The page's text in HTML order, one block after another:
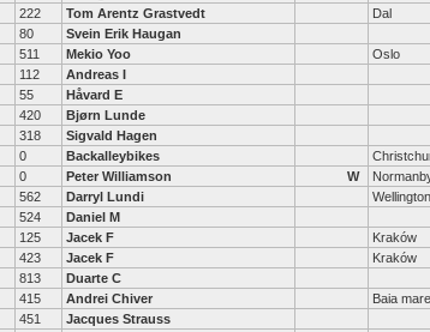
222 Tom Arentz Grastvedt Dal
80 Svein Erik Haugan
511 Mekio Yoo Oslo
112 Andreas I
55 Håvard E
420 Bjørn Lunde
318 Sigvald Hagen
0 Backalleybikes
0 Peter Williamson W
562 Darryl Lundi Wellington
524 Daniel M
125 Jacek F Kraków
423 Jacek F Kraków
813 Duarte C
415 Andrei Chiver Baia mare
451 Jacques Strauss